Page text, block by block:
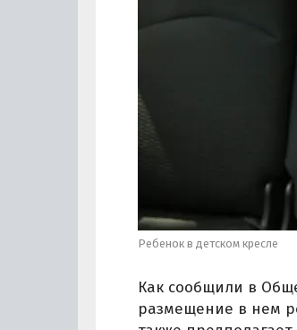
Ребенок в детском кресле
Как сообщили в
размещение в нем